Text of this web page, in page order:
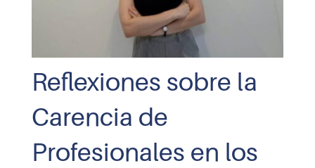
Reflexiones sobre la
Carencia de
Profesionales en los